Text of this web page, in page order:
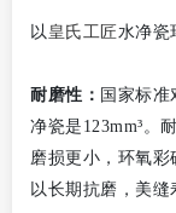
以 皇氏工匠水净瓷
耐磨性： 国家标准
净瓷是123mm³。
磨损更小，环氧
以长期抗磨，美缝